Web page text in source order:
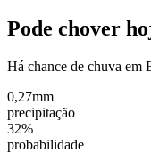
Pode chover
Há chance de chuva em
0,27mm
precipitação
32%
probabilidade